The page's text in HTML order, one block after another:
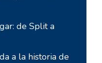
de Split a
a la historia de